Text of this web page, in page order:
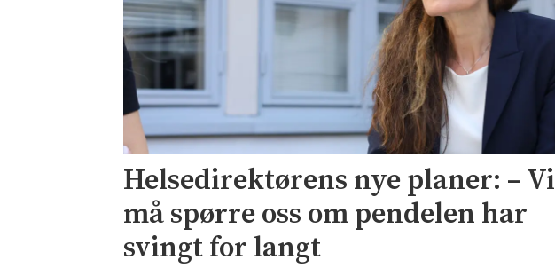
Helsedirektørens nye planer: – Vi
må spørre oss om pendelen har
svingt for langt